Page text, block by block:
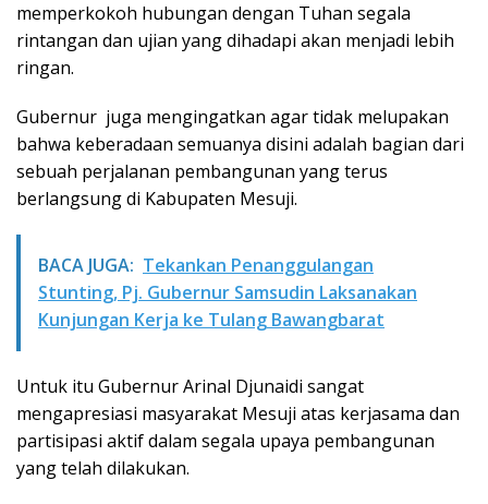
memperkokoh hubungan dengan Tuhan segala
rintangan dan ujian yang dihadapi akan menjadi lebih
ringan.
Gubernur juga mengingatkan agar tidak melupakan
bahwa keberadaan semuanya disini adalah bagian dari
sebuah perjalanan pembangunan yang terus
berlangsung di Kabupaten Mesuji.
BACA JUGA: Tekankan Penanggulangan
Stunting, Pj. Gubernur Samsudin Laksanakan
Kunjungan Kerja ke Tulang Bawangbarat
Untuk itu Gubernur Arinal Djunaidi sangat
mengapresiasi masyarakat Mesuji atas kerjasama dan
partisipasi aktif dalam segala upaya pembangunan
yang telah dilakukan.